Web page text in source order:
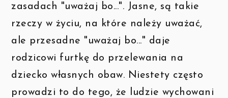
zasadach "uważaj bo...". Jasne, są takie
rzeczy w życiu, na które należy uważać,
ale przesadne "uważaj bo..." daje
rodzicowi furtkę do przelewania na
dziecko własnych obaw. Niestety często
prowadzi to do tego, że ludzie wychowani